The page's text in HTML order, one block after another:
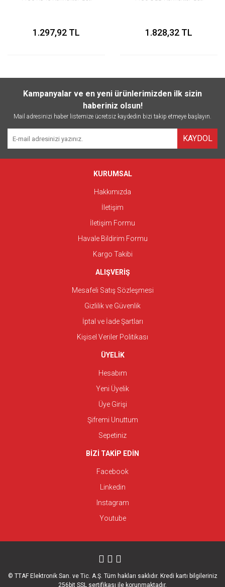
1.297,92 TL 1.828,32 TL
Kampanyalar ve en yeni ürünlerimizden ilk sizin
haberiniz olsun!
Mail adresinizi haber listemize ücretsiz kaydedin bizi takip etmeye başlayın.
KAYDOL
KURUMSAL
Hakkımızda
İletişim
İletişim Formu
Havale Bildirim Formu
Kargo Takibi
ALIŞVERİŞ
Mesafeli Satış Sözleşmesi
Gizlilik ve Güvenlik
İptal ve İade Şartları
Kişisel Veriler Politikası
ÜYELİK
Hesabım
Yeni Üyelik
Üye Girişi
Şifremi Unuttum
Sepetiniz
BİZİ TAKİP EDİN
Facebook
Linkedin
Instagram
Youtube
© TTAF Elektronik San. ve Tic. A.Ş. Tüm hakları saklıdır. Kredi kartı bilgileriniz
256bit SSL sertifikası ile korunmaktadır.